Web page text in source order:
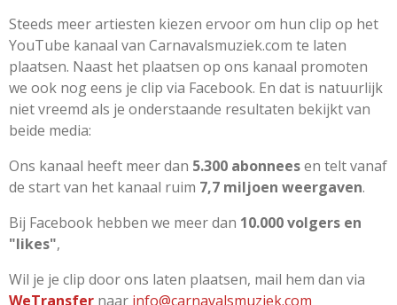
Steeds meer artiesten kiezen ervoor om hun clip op het
YouTube kanaal van Carnavalsmuziek.com te laten
plaatsen. Naast het plaatsen op ons kanaal promoten
we ook nog eens je clip via Facebook. En dat is natuurlijk
niet vreemd als je onderstaande resultaten bekijkt van
beide media:
Ons kanaal heeft meer dan 5.300 abonneesen telt vanaf
de start van het kanaal ruim 7,7 miljoen weergaven.
Bij Facebook hebben we meer dan 10.000 volgers en
"likes",
Wil je je clip door ons laten plaatsen, mail hem dan via
WeTransfer naar info@carnavalsmuziek.com